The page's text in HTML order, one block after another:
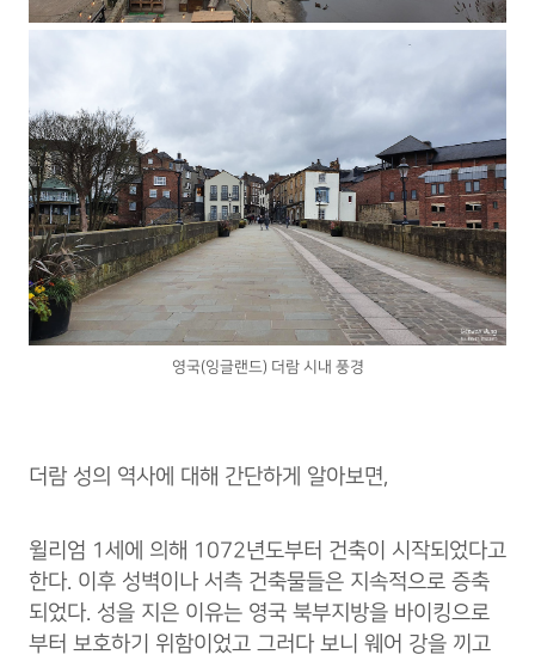
영국(잉글랜드) 더람 시내 풍경
더람 성의 역사에 대해 간단하게 알아보면,
윌리엄 1세에 의해 1072년도부터 건축이 시작되었다고
한다. 이후 성벽이나 서측 건축물들은 지속적으로 증축
되었다. 성을 지은 이유는 영국 북부지방을 바이킹으로
부터 보호하기 위함이었고 그러다 보니 웨어 강을 끼고